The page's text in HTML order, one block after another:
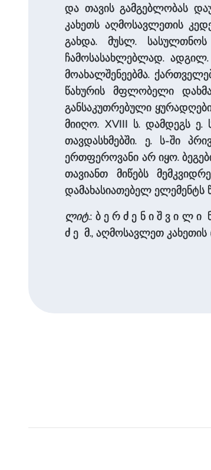
და თავის გამგებლობას
კახეთს აღმოსავლეთის
გახდა. მუსლ. სასულთნოს
ჩამოსასახლებლად.
მოახალშენეებმა.
წახურის მფლობელი
განსაკუთრებული
მიიღო. XVIII ს. დამდეგს
თავდასხმებში. ე. ს-ში
ერთფეროვანი არ იყო.
თავიანთ მიწებს
დამახასიათებელ ელემენტს
ლიტ.: ბ ე რ ძ ე ნ ი შ ვ ი ლ ი
ძ ე მ., აღმოსავლეთ